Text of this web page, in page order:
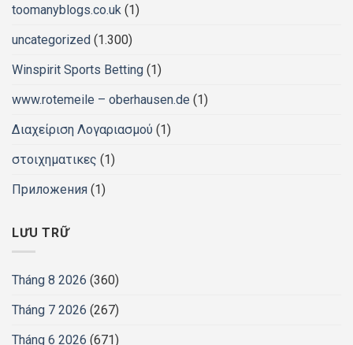
toomanyblogs.co.uk (1)
uncategorized (1.300)
Winspirit Sports Betting (1)
www.rotemeile – oberhausen.de (1)
Διαχείριση Λογαριασμού (1)
στοιχηματικες (1)
Приложения (1)
LƯU TRỮ
Tháng 8 2026 (360)
Tháng 7 2026 (267)
Tháng 6 2026 (671)